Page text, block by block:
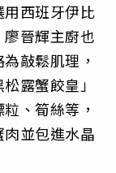
西班牙伊比
晉輝主廚也
敲鬆肌理，
露蟹餃皇」
、筍絲等，
並包進水晶